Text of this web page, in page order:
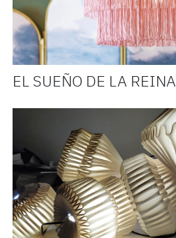
EL SUEÑO DE LA REINA